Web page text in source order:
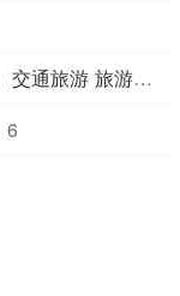
交通旅游 旅游网站
6